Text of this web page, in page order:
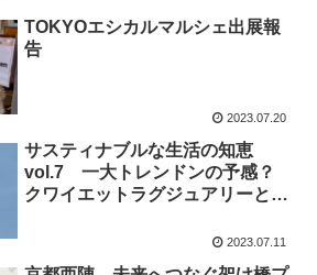
TOKYOエシカルマルシェ出展報
告
2023.07.20
サスティナブルな生活の知恵
vol.7 一大トレンドンの予感？
クワイエットラグジュアリーと
2023.07.11